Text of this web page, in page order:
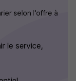
selon l'offre à
le service,